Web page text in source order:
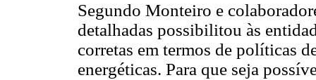
Segundo Monteiro e
detalhadas possibilitou às
corretas em termos de políticas
energéticas. Para que seja